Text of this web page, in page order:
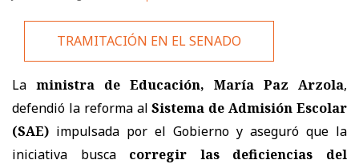
TRAMITACIÓN EN EL SENADO
La ministra de Educación, María Paz Arzola,
defendió la reforma alSistema de Admisión Escolar
(SAE) impulsada por el Gobierno y aseguró que la
iniciativa busca corregir las deficiencias del